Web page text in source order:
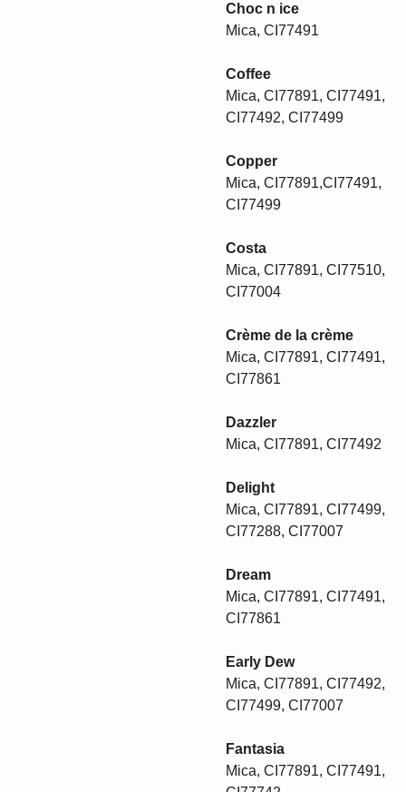
Choc n ice
Mica, CI77491
Coffee
Mica, CI77891, CI77491,
CI77492, CI77499
Copper
Mica, CI77891,CI77491,
CI77499
Costa
Mica, CI77891, CI77510,
CI77004
Crème de la crème
Mica, CI77891, CI77491,
CI77861
Dazzler
Mica, CI77891, CI77492
Delight
Mica, CI77891, CI77499,
CI77288, CI77007
Dream
Mica, CI77891, CI77491,
CI77861
Early Dew
Mica, CI77891, CI77492,
CI77499, CI77007
Fantasia
Mica, CI77891, CI77491,